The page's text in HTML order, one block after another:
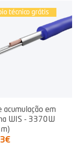
técnico grátis
acumulação em
WIS - 3370W